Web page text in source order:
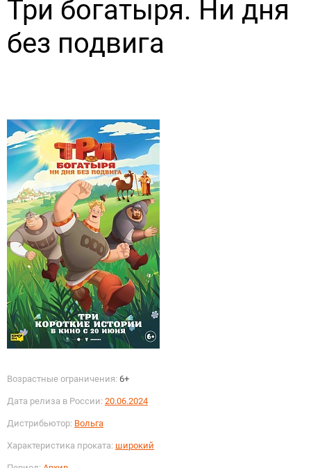
Три богатыря. Ни дня
без подвига
Возрастные ограничения: 6+
Дата релиза в России: 20.06.2024
Дистрибьютор: Вольга
Характеристика проката: широкий